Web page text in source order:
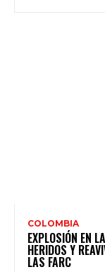
COLOMBIA
EXPLOSIÓN EN
HERIDOS Y
LAS FARC